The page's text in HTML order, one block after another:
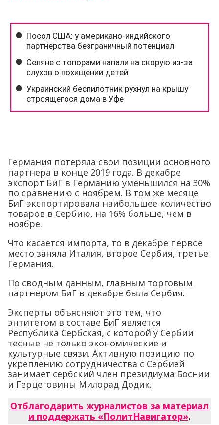
Германия потеряла свои позиции основного
партнера в конце 2019 года. В декабре
экспорт БиГ в Германию уменьшился на 30%
по сравнению с ноябрем. В том же месяце
БиГ экспортировала наибольшее количество
товаров в Сербию, на 16% больше, чем в
ноябре.
Что касается импорта, то в декабре первое
место заняла Италия, второе Сербия, третье
Германия.
По сводным данным, главным торговым
партнером БиГ в декабре была Сербия.
Эксперты объясняют это тем, что
энтитетом в составе БиГ является
Республика Сербская, с которой у Сербии
тесные не только экономические и
культурные связи. Активную позицию по
укреплению сотрудничества с Сербией
занимает сербский член президиума Боснии
и Герцеговины Милорад Додик.
Отблагодарить журналистов за материал
и поддержать «ПолитНавигатор».